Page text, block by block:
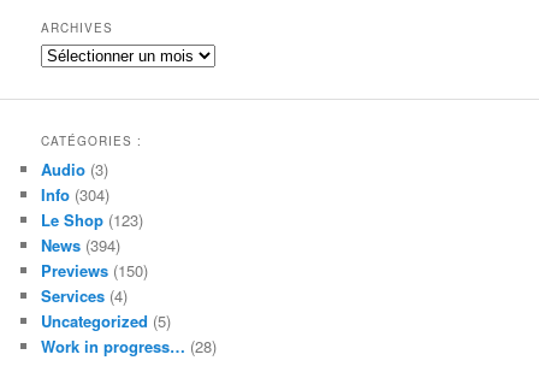
h
e
ARCHIVES
Archives
CATÉGORIES :
Audio (3)
Info (304)
Le Shop (123)
News (394)
Previews (150)
Services (4)
Uncategorized (5)
Work in progress… (28)